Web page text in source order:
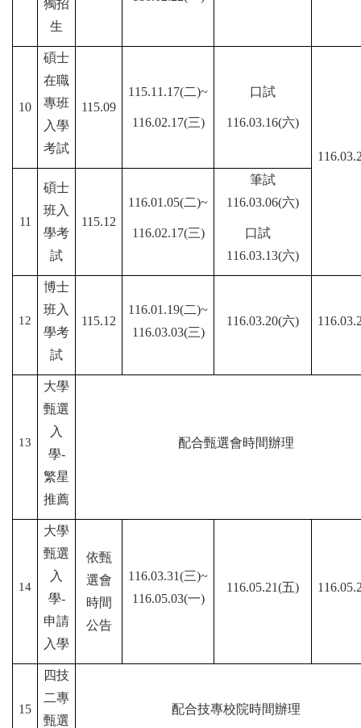
獨招
生
10
碩士
在職
專班
入學
考試
115.09
115.11.17(二)~
116.02.17(三)
口試
116.03.16(六)
11
碩士
班入
學考
試
115.12
116.01.05(二)~
116.02.17(三)
筆試
116.03.06(六)
口試
116.03.13(六)
12
博士
班入
學考
試
115.12
116.01.19(二)~
116.03.03(三)
116.03.20(六)
13
大學
甄選
入
學-
繁星
推薦
配合甄選會時間辦理
14
大學
甄選
入
學-
申請
入學
依甄
選會
時間
公告
116.03.31(三)~
116.05.03(一)
116.05.21(五)
15
四技
二專
甄選
配合技專校院時間辦理